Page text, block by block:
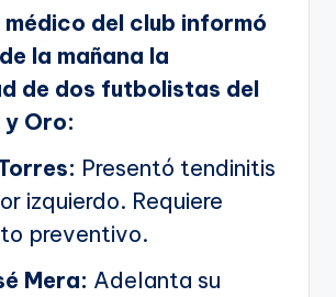
médico del club informó
la mañana la
de dos futbolistas del
Oro:
Presentó tendinitis
izquierdo. Requiere
preventivo.
Mera: Adelanta su